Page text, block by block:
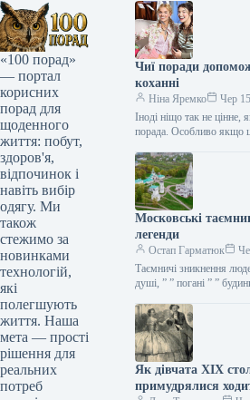
«100 порад»
— портал
корисних
порад для
щоденного
життя: побут,
здоров'я,
відпочинок і
навіть вибір
одягу. Ми
також
стежимо за
новинками
технологій,
які
полегшують
життя. Наша
мета — прості
рішення для
реальних
потреб
Чиї поради
коханні
Ніна Яремко
Чер
Іноді ніщо так не цінне,
порада. Особливо якщо
косметолога, тренера,
Московські
легенди
Остап Гарматюк
Таємничі зникнення
душі, ” ” погані ” ”
Щоб…
Як дівчата XIX
примудрялися